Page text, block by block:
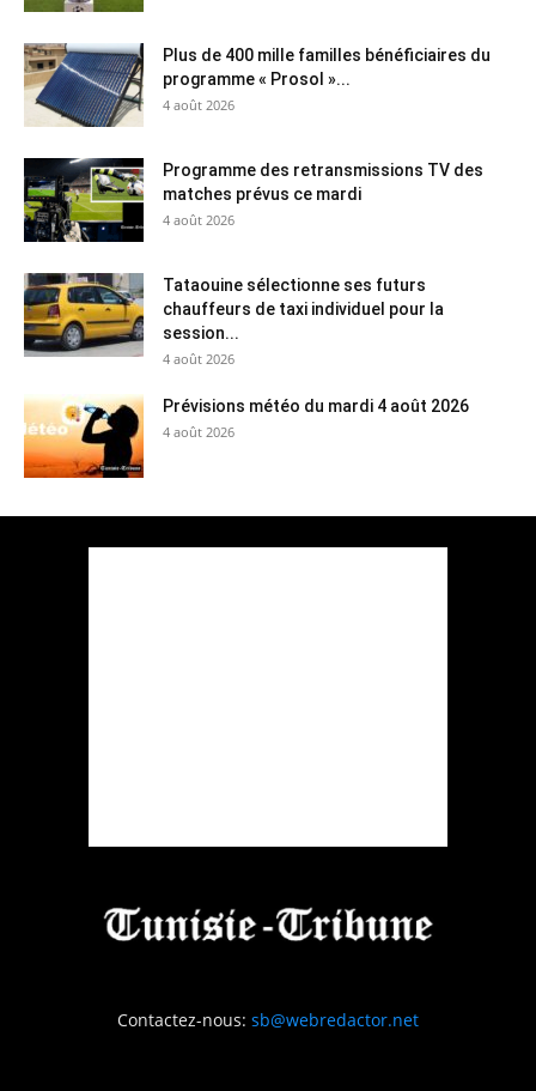
Plus de 400 mille familles bénéficiaires du
programme « Prosol »...
4 août 2026
Programme des retransmissions TV des
matches prévus ce mardi
4 août 2026
Tataouine sélectionne ses futurs
chauffeurs de taxi individuel pour la
session...
4 août 2026
Prévisions météo du mardi 4 août 2026
4 août 2026
Contactez-nous: sb@webredactor.net